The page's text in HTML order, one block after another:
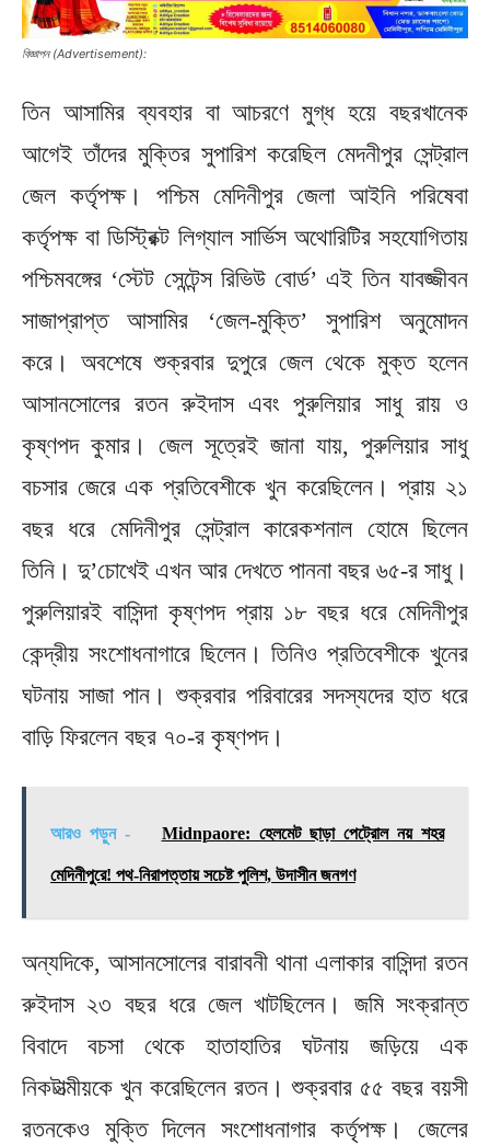
বিজ্ঞাপন (Advertisement):
তিন আসামির ব্যবহার বা আচরণে মুগ্ধ হয়ে বছরখানেক
আগেই তাঁদের মুক্তির সুপারিশ করেছিল মেদনীপুর সেন্ট্রাল
জেল কর্তৃপক্ষ। পশ্চিম মেদিনীপুর জেলা আইনি পরিষেবা
কর্তৃপক্ষ বা ডিস্ট্রিক্ট লিগ্যাল সার্ভিস অথোরিটির সহযোগিতায়
পশ্চিমবঙ্গের ‘স্টেট সেন্টেন্স রিভিউ বোর্ড’ এই তিন যাবজ্জীবন
সাজাপ্রাপ্ত আসামির ‘জেল-মুক্তি’ সুপারিশ অনুমোদন
করে। অবশেষে শুক্রবার দুপুরে জেল থেকে মুক্ত হলেন
আসানসোলের রতন রুইদাস এবং পুরুলিয়ার সাধু রায় ও
কৃষ্ণপদ কুমার। জেল সূত্রেই জানা যায়, পুরুলিয়ার সাধু
বচসার জেরে এক প্রতিবেশীকে খুন করেছিলেন। প্রায় ২১
বছর ধরে মেদিনীপুর সেন্ট্রাল কারেকশনাল হোমে ছিলেন
তিনি। দু’চোখেই এখন আর দেখতে পাননা বছর ৬৫-র সাধু।
পুরুলিয়ারই বাসিন্দা কৃষ্ণপদ প্রায় ১৮ বছর ধরে মেদিনীপুর
কেন্দ্রীয় সংশোধনাগারে ছিলেন। তিনিও প্রতিবেশীকে খুনের
ঘটনায় সাজা পান। শুক্রবার পরিবারের সদস্যদের হাত ধরে
বাড়ি ফিরলেন বছর ৭০-র কৃষ্ণপদ।
আরও পড়ুন - Midnpaore: হেলমেট ছাড়া পেট্রোল নয় শহর
মেদিনীপুরে! পথ-নিরাপত্তায় সচেষ্ট পুলিশ, উদাসীন জনগণ
অন্যদিকে, আসানসোলের বারাবনী থানা এলাকার বাসিন্দা রতন
রুইদাস ২৩ বছর ধরে জেল খাটছিলেন। জমি সংক্রান্ত
বিবাদে বচসা থেকে হাতাহাতির ঘটনায় জড়িয়ে এক
নিকটাত্মীয়কে খুন করেছিলেন রতন। শুক্রবার ৫৫ বছর বয়সী
রতনকেও মুক্তি দিলেন সংশোধনাগার কর্তৃপক্ষ। জেলের